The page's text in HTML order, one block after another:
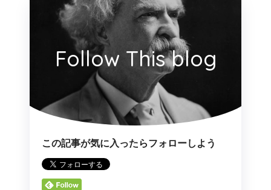
Follow This blog
この記事が気に入ったらフォローしよう